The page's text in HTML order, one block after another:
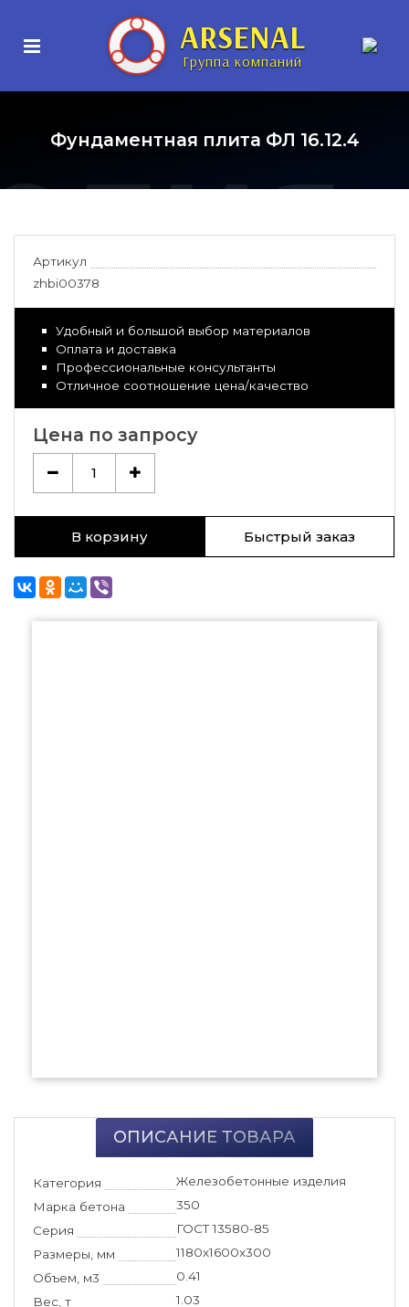
ARSENAL
Группа компаний
Фундаментная плита ФЛ 16.12.4
Артикул
zhbi00378
Удобный и большой выбор материалов
Оплата и доставка
Профессиональные консультанты
Отличное соотношение цена/качество
Цена по запросу
1
В корзину Быстрый заказ
ОПИСАНИЕ ТОВАРА
Категория
Железобетонные изделия
Марка бетона
350
Серия
ГОСТ 13580-85
Размеры, мм
1180x1600x300
Объем, м3
0.41
Вес, т
1.03